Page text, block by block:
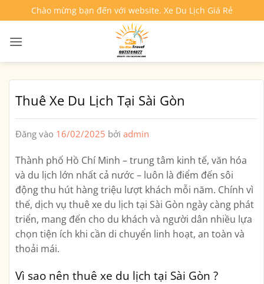
qua
nội
Chào mừng bạn đến với website. Xe Du Lịch Giá Rẻ
Thuê Xe Du Lịch Tại Sài Gòn
Đăng vào 16/02/2025 bởi admin
Thành phố Hồ Chí Minh – trung tâm kinh tế, văn hóa
và du lịch lớn nhất cả nước – luôn là điểm đến sôi
động thu hút hàng triệu lượt khách mỗi năm. Chính vì
thế, dịch vụ thuê xe du lịch tại Sài Gòn ngày càng phát
triển, mang đến cho du khách và người dân nhiều lựa
chọn tiện ích khi cần di chuyển linh hoạt, an toàn và
thoải mái.
Vì sao nên thuê xe du lịch tại Sài Gòn ?